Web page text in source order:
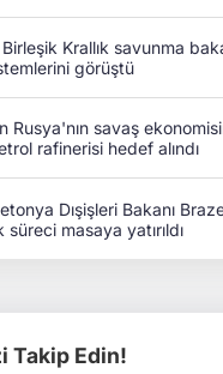
Krallık savunma
görüştü
Rusya'nın savaş
rafinerisi hedef alındı
Dışişleri Bakanı
masaya yatırıldı
Takip Edin!